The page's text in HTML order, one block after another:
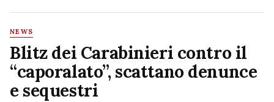
NEWS
Blitz dei Carabinieri contro il
“caporalato”, scattano denunce
e sequestri